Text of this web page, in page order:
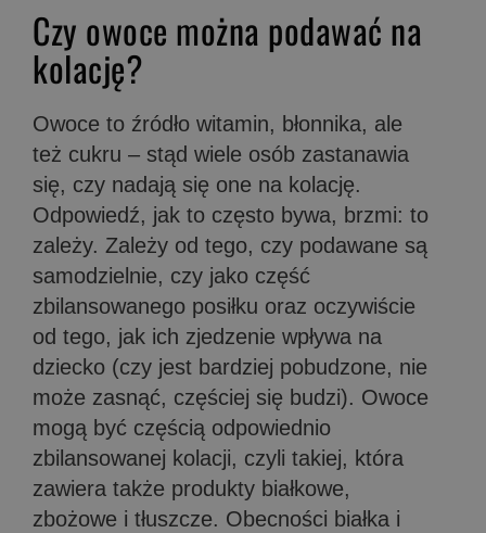
Czy owoce można podawać na
kolację?
Owoce to źródło witamin, błonnika, ale
też cukru – stąd wiele osób zastanawia
się, czy nadają się one na kolację.
Odpowiedź, jak to często bywa, brzmi: to
zależy. Zależy od tego, czy podawane są
samodzielnie, czy jako część
zbilansowanego posiłku oraz oczywiście
od tego, jak ich zjedzenie wpływa na
dziecko (czy jest bardziej pobudzone, nie
może zasnąć, częściej się budzi). Owoce
mogą być częścią odpowiednio
zbilansowanej kolacji, czyli takiej, która
zawiera także produkty białkowe,
zbożowe i tłuszcze. Obecności białka i